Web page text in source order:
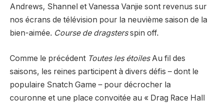
Andrews, Shannel et Vanessa Vanjie sont revenus sur
nos écrans de télévision pour la neuvième saison de la
bien-aimée. Course de dragstersspin off.
Comme le précédent Toutes les étoilesAu fil des
saisons, les reines participent à divers défis – dont le
populaire Snatch Game – pour décrocher la
couronne et une place convoitée au « Drag Race Hall